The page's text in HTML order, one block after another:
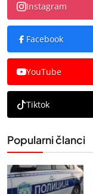
Instagram
Facebook
YouTube
Tiktok
Popularni članci